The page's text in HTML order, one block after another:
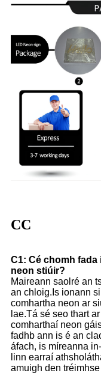
CC
C1: Cé chomh
neon stiúir?
Maireann saolré an
an chloig.Is ionann
comhartha neon ar
lae.Tá sé seo thart
comharthaí neon
fadhb ann is é an
áfach, is míreanna
linn earraí
amuigh den